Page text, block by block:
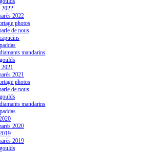
2022
2022
photos
de nous
mandarins
2021
2021
photos
de nous
mandarins
2020
2019